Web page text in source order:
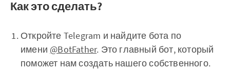
Как это сделать?
Откройте Telegram и найдите бота по
имени @BotFather. Это главный бот, который
поможет нам создать нашего собственного.